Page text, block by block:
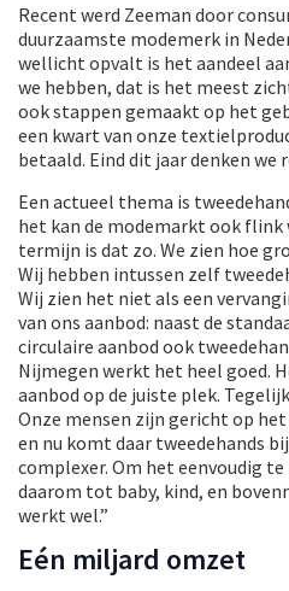
Recent werd Zeeman door
duurzaamste modemerk in
wellicht opvalt is het aandeel
we hebben, dat is het meest
ook stappen gemaakt op het
een kwart van onze
betaald. Eind dit jaar denken we
Een actueel thema is
het kan de modemarkt ook flink
termijn is dat zo. We zien hoe
Wij hebben intussen zelf
Wij zien het niet als een
van ons aanbod: naast de
circulaire aanbod ook
Nijmegen werkt het heel goed.
aanbod op de juiste plek.
Onze mensen zijn gericht op
en nu komt daar tweedehands
complexer. Om het eenvoudig
daarom tot baby, kind, en
werkt wel.”
Eén miljard omzet